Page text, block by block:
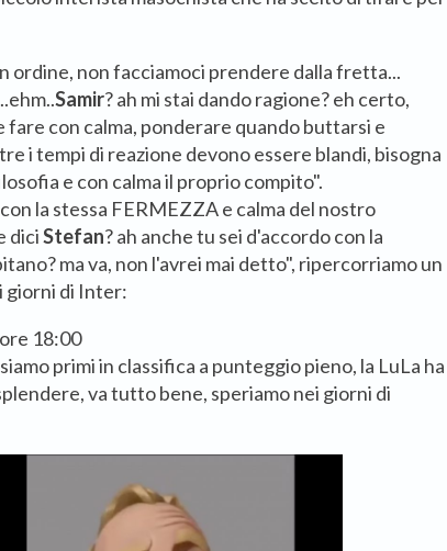
ordine, non facciamoci prendere dalla fretta...
Samir? ah mi stai dando ragione? eh certo,
fare con calma, ponderare quando buttarsi e
i tempi di reazione devono essere blandi, bisogna
e con calma il proprio compito".
la stessa FERMEZZA e calma del nostro
diciStefan? ah anche tu sei d'accordo con la
ma va, non l'avrei mai detto", ripercorriamo un
giorni di Inter:
ore 18:00
primi in classifica a punteggio pieno, la LuLa ha
va tutto bene, speriamo nei giorni di